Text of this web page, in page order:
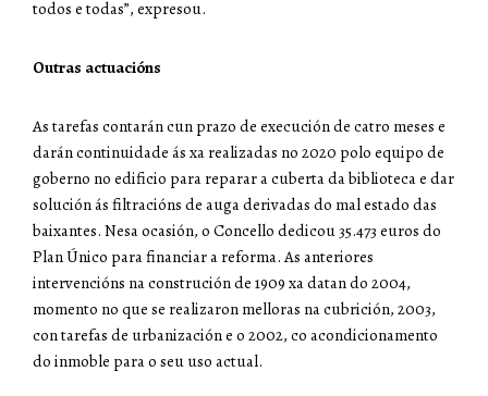
todos e todas”, expresou.
Outras actuacións
As tarefas contarán cun prazo de execución de catro meses e
darán continuidade ás xa realizadas no 2020 polo equipo de
goberno no edificio para reparar a cuberta da biblioteca e dar
solución ás filtracións de auga derivadas do mal estado das
baixantes. Nesa ocasión, o Concello dedicou 35.473 euros do
Plan Único para financiar a reforma. As anteriores
intervencións na construción de 1909 xa datan do 2004,
momento no que se realizaron melloras na cubrición, 2003,
con tarefas de urbanización e o 2002, co acondicionamento
do inmoble para o seu uso actual.